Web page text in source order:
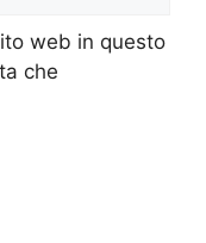
web in questo
che